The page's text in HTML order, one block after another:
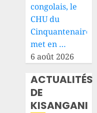
congolais, le
CHU du
Cinquantenaire
met en …
6 août 2026
ACTUALITÉS
DE
KISANGANI